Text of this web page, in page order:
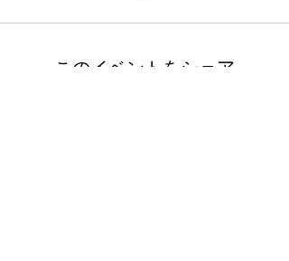
このイベントをシェア